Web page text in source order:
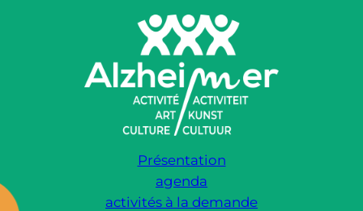
Présentation
agenda
activités à la demande